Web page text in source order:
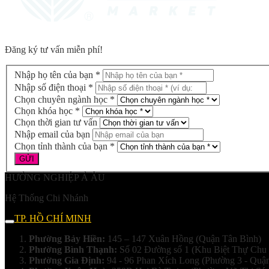
Đăng ký tư vấn miễn phí!
Nhập họ tên của bạn *
Nhập số điện thoại *
Chọn chuyên ngành học *
Chọn khóa học *
Chọn thời gian tư vấn
Nhập email của bạn
Chọn tỉnh thành của bạn *
HƯỚNG NGHIỆP Á ÂU
Hệ Thống Chi Nhánh
TP. HỒ CHÍ MINH
Phường Bảy Hiền: 145 – 147 Xuân Hồng (Quận Tân Bình)
Phường Bình Thạnh: Số 02 Đường số 1 (Khu Biệt Thự
Phường Gia Định: 94 - 96 Phan Xích Long (Phường 3 -